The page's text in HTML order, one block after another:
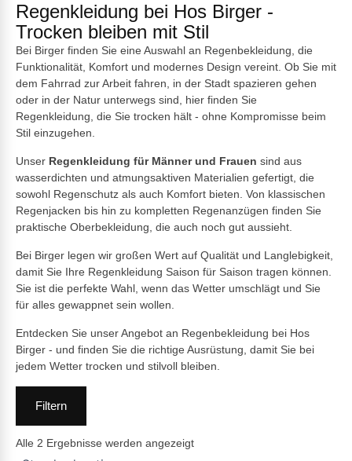
Regenkleidung bei Hos Birger -
Trocken bleiben mit Stil
Bei Birger finden Sie eine Auswahl an Regenbekleidung, die
Funktionalität, Komfort und modernes Design vereint. Ob Sie mit
dem Fahrrad zur Arbeit fahren, in der Stadt spazieren gehen
oder in der Natur unterwegs sind, hier finden Sie
Regenkleidung, die Sie trocken hält - ohne Kompromisse beim
Stil einzugehen.
Unser Regenkleidung für Männer und Frauen sind aus
wasserdichten und atmungsaktiven Materialien gefertigt, die
sowohl Regenschutz als auch Komfort bieten. Von klassischen
Regenjacken bis hin zu kompletten Regenanzügen finden Sie
praktische Oberbekleidung, die auch noch gut aussieht.
Bei Birger legen wir großen Wert auf Qualität und Langlebigkeit,
damit Sie Ihre Regenkleidung Saison für Saison tragen können.
Sie ist die perfekte Wahl, wenn das Wetter umschlägt und Sie
für alles gewappnet sein wollen.
Entdecken Sie unser Angebot an Regenbekleidung bei Hos
Birger - und finden Sie die richtige Ausrüstung, damit Sie bei
jedem Wetter trocken und stilvoll bleiben.
Filtern
Alle 2 Ergebnisse werden angezeigt